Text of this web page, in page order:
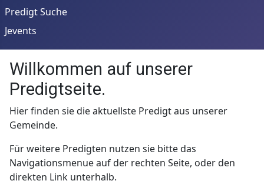
Predigt Suche
Jevents
Willkommen auf unserer
Predigtseite.
Hier finden sie die aktuellste Predigt aus unserer
Gemeinde.
Für weitere Predigten nutzen sie bitte das
Navigationsmenue auf der rechten Seite, oder den
direkten Link unterhalb.